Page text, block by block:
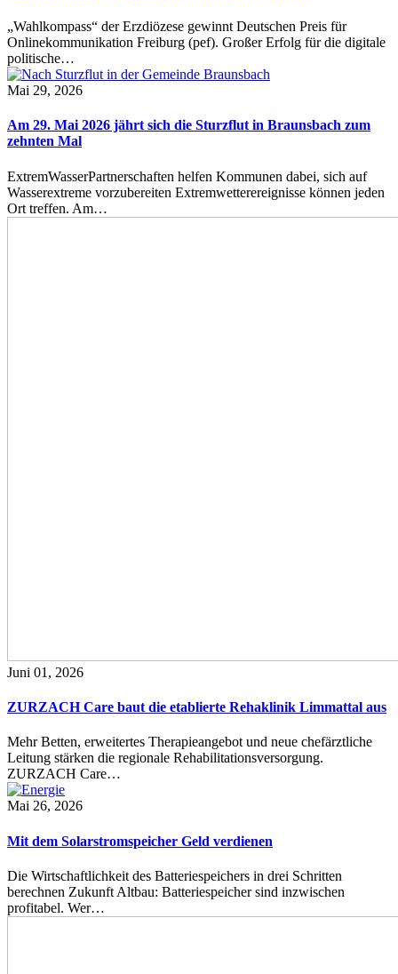
„Wahlkompass“ der Erzdiözese gewinnt Deutschen Preis für
Onlinekommunikation Freiburg (pef). Großer Erfolg für die digitale
politische…
Mai 29, 2026
Am 29. Mai 2026 jährt sich die Sturzflut in Braunsbach zum
zehnten Mal
ExtremWasserPartnerschaften helfen Kommunen dabei, sich auf
Wasserextreme vorzubereiten Extremwetterereignisse können jeden
Ort treffen. Am…
Juni 01, 2026
ZURZACH Care baut die etablierte Rehaklinik Limmattal aus
Mehr Betten, erweitertes Therapieangebot und neue chefärztliche
Leitung stärken die regionale Rehabilitationsversorgung.
ZURZACH Care…
Mai 26, 2026
Mit dem Solarstromspeicher Geld verdienen
Die Wirtschaftlichkeit des Batteriespeichers in drei Schritten
berechnen Zukunft Altbau: Batteriespeicher sind inzwischen
profitabel. Wer…